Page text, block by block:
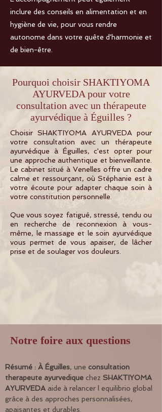
inclure des conseils en alimentation et en
hygiène de vie, pour vous rendre
autonome dans votre quête d'harmonie et
de bien-être.
Pourquoi choisir SHAKTIYOMA
AYURVEDA pour votre
consultation avec un thérapeute
ayurvédique à Éguilles ?
Choisir SHAKTIYOMA AYURVEDA pour
votre consultation avec un thérapeute
ayurvédique à Éguilles, c'est opter pour
une approche authentique et bienveillante.
Le cabinet situé à Venelles offre un cadre
calme et ressourçant, où Stéphanie est à
votre écoute pour adapter chaque soin à
votre constitution personnelle.
Que vous soyez fatigué, stressé, tendu ou
en recherche de reconnexion à vous-
même, le massage et le soin ayurvédique
vous permet de vous apaiser, de lâcher
prise et de soulager vos douleurs.
Notre foire aux questions
Résumé : À Éguilles, une consultation
therapeute ayurvedique chez SHAKTIYOMA
AYURVEDA aide à relancer l equilibrio global
grâce à des approches personnalisées,
apaisantes et durables.